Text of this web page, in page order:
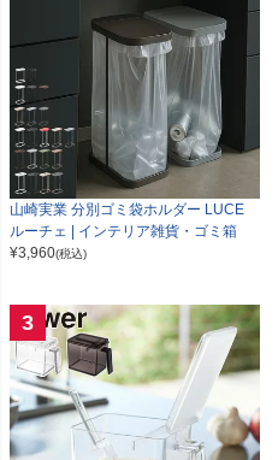
山崎実業 分別ゴミ袋ホルダー LUCE
ルーチェ | インテリア雑貨・ゴミ箱
¥3,960(税込)
3